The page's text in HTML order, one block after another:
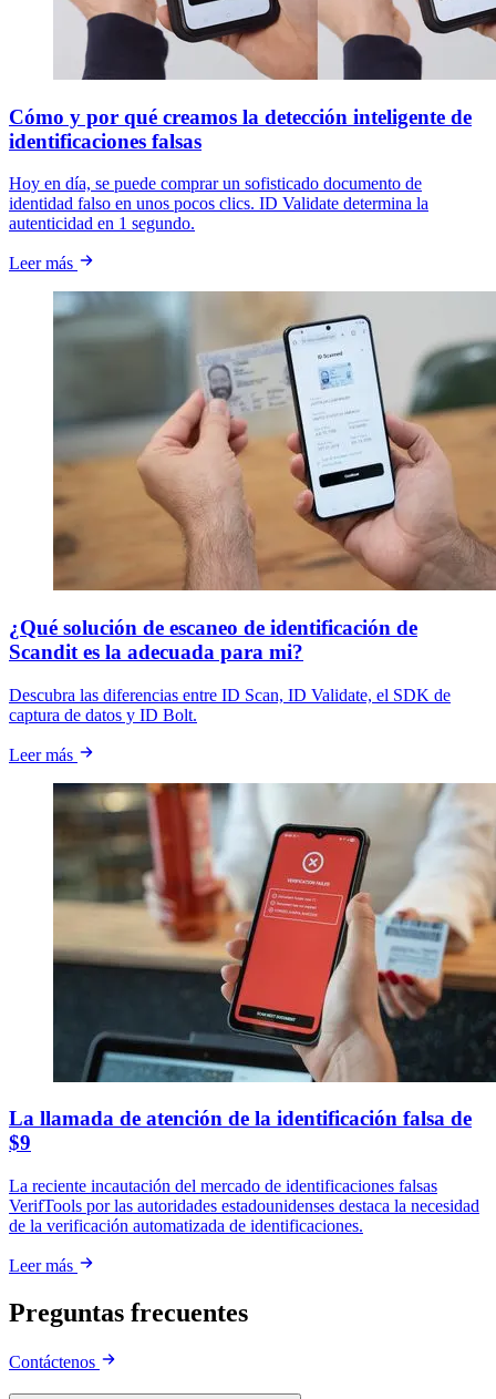
Cómo y por qué creamos la detección inteligente de
identificaciones falsas
Hoy en día, se puede comprar un sofisticado documento de
identidad falso en unos pocos clics. ID Validate determina la
autenticidad en 1 segundo.
Leer más
¿Qué solución de escaneo de identificación de
Scandit es la adecuada para mi?
Descubra las diferencias entre ID Scan, ID Validate, el SDK de
captura de datos y ID Bolt.
Leer más
La llamada de atención de la identificación falsa de
$9
La reciente incautación del mercado de identificaciones falsas
VerifTools por las autoridades estadounidenses destaca la necesidad
de la verificación automatizada de identificaciones.
Leer más
Preguntas frecuentes
Contáctenos